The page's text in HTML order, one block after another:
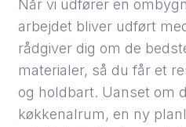
Når vi udfører en
arbejdet bliver udført
rådgiver dig om de
materialer, så du får et
og holdbart. Uanset om
køkkenalrum, en ny